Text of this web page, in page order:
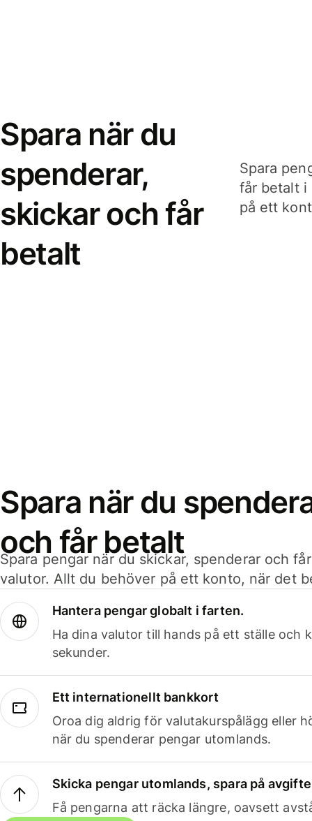
Spara när du
spenderar,
skickar och får
betalt
Spara
får betalt i
på ett
Spara när du
och får betalt
Spara pengar när du skickar, spenderar och
valutor. Allt du behöver på ett konto, när det
Hantera pengar globalt i farten.
Ha dina valutor till hands på ett ställe och
sekunder.
Ett internationellt bankkort
Oroa dig aldrig för valutakurspålägg eller
när du spenderar pengar utomlands.
Skicka pengar utomlands, spara på
Få pengarna att räcka längre, oavsett